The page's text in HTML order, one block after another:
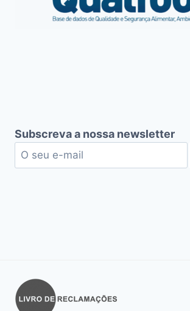
Subscreva a nossa newsletter